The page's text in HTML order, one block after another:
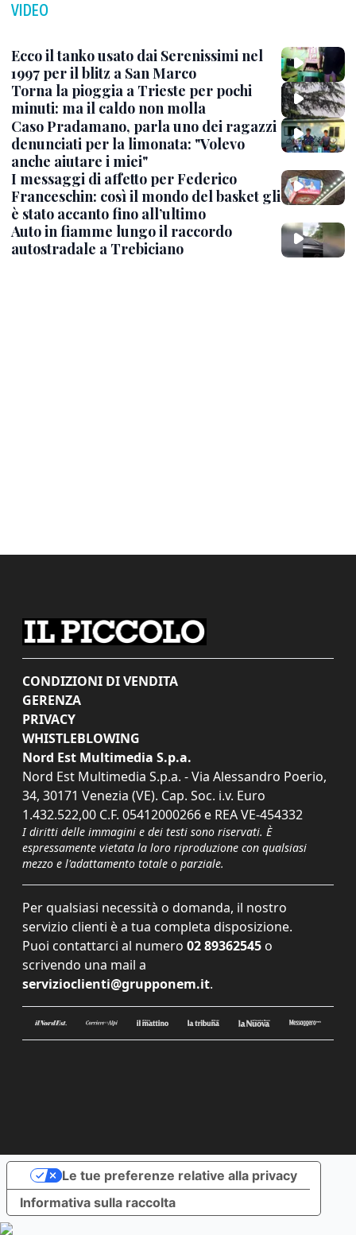
VIDEO
Ecco il tanko usato dai Serenissimi nel
1997 per il blitz a San Marco
Torna la pioggia a Trieste per pochi
minuti: ma il caldo non molla
Caso Pradamano, parla uno dei ragazzi
denunciati per la limonata: "Volevo
anche aiutare i miei"
I messaggi di affetto per Federico
Franceschin: così il mondo del basket gli
è stato accanto fino all’ultimo
Auto in fiamme lungo il raccordo
autostradale a Trebiciano
CONDIZIONI DI VENDITA
GERENZA
PRIVACY
WHISTLEBLOWING
Nord Est Multimedia S.p.a.
Nord Est Multimedia S.p.a. - Via Alessandro Poerio,
34, 30171 Venezia (VE). Cap. Soc. i.v. Euro
1.432.522,00 C.F. 05412000266 e REA VE-454332
I diritti delle immagini e dei testi sono riservati. È
espressamente vietata la loro riproduzione con qualsiasi
mezzo e l'adattamento totale o parziale.
Per qualsiasi necessità o domanda, il nostro
servizio clienti è a tua completa disposizione.
Puoi contattarci al numero 02 89362545 o
scrivendo una mail a
servizioclienti@grupponem.it.
Informativa sulla raccolta
Le tue preferenze relative alla privacy